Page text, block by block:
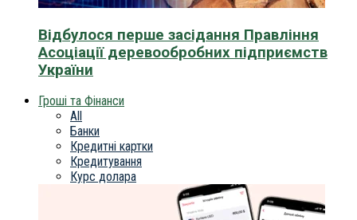
Відбулося перше засідання Правління
Асоціації деревообробних підприємств
України
Гроші та Фінанси
All
Банки
Кредитні картки
Кредитування
Курс долара